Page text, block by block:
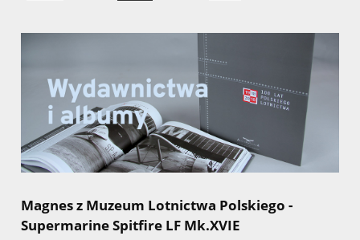
Magnes z Muzeum Lotnictwa Polskiego -
Supermarine Spitfire LF Mk.XVIE